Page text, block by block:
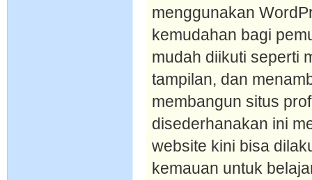
menggunakan
kemudahan bagi
mudah diikuti seperti
tampilan, dan
membangun situs
disederhanakan ini
website kini bisa
kemauan untuk